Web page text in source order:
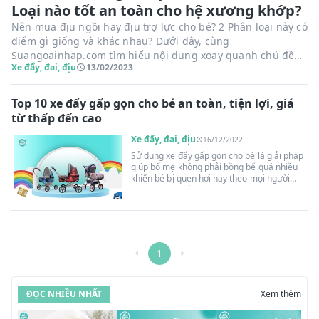
Loại nào tốt an toàn cho hệ xương khớp?
Nên mua địu ngồi hay địu trợ lực cho bé? 2 Phân loại này có
điểm gì giống và khác nhau? Dưới đây, cùng
Suangoainhap.com tìm hiểu nội dung xoay quanh chủ đề
này giúp mẹ đưa ra lựa chọn phù hợp nhất cho bé yêu nhé!
Xe đẩy, đai, địu 13/02/2023
Top 10 xe đẩy gấp gọn cho bé an toàn, tiện lợi, giá
từ thấp đến cao
Xe đẩy, đai, địu 16/12/2022
Sử dụng xe đẩy gấp gọn cho bé là giải pháp
giúp bố mẹ không phải bồng bế quá nhiều
khiến bé bị quen hơi hay theo mọi người
xung quanh. Đồng thời, còn có không gian
trường bên ngoài. Cùng theo dõi bài viết
1
ĐỌC NHIỀU NHẤT Xem thêm